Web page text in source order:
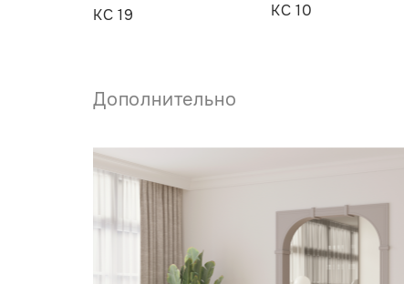
КС 19 КС 10
Дополнительно